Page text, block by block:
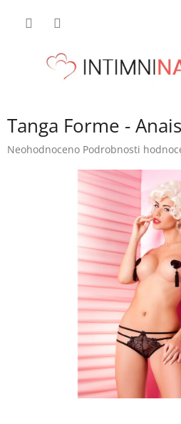
Tanga Forme - Anais
Průměrné
Neohodnoceno Podrobnosti